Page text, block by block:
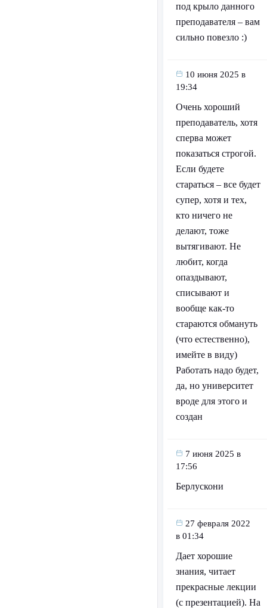
под крыло данного
преподавателя – вам
сильно повезло :)
10 июня 2025 в
19:34
Очень хороший
преподаватель, хотя
сперва может
показаться строгой.
Если будете
стараться – все будет
супер, хотя и тех,
кто ничего не
делают, тоже
вытягивают. Не
любит, когда
опаздывают,
списывают и
вообще как-то
стараются обмануть
(что естественно),
имейте в виду)
Работать надо будет,
да, но университет
вроде для этого и
создан
7 июня 2025 в
17:56
Берлускони
27 февраля 2022
в 01:34
Дает хорошие
знания, читает
прекрасные лекции
(с презентацией). На